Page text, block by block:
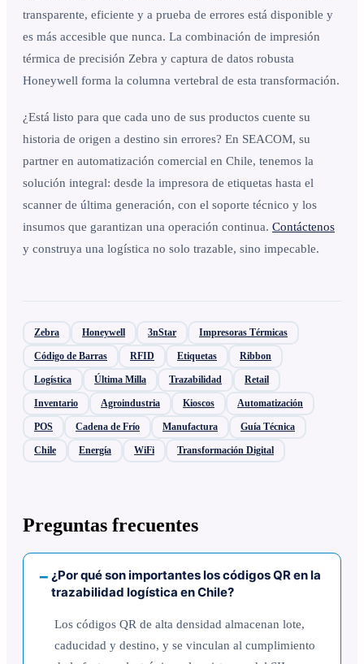
transparente, eficiente y a prueba de errores está disponible y
es más accesible que nunca. La combinación de impresión
térmica de precisión Zebra y captura de datos robusta
Honeywell forma la columna vertebral de esta transformación.
¿Está listo para que cada uno de sus productos cuente su
historia de origen a destino sin errores? En SEACOM, su
partner en automatización comercial en Chile, tenemos la
solución integral: desde la impresora de etiquetas hasta el
scanner de última generación, con el soporte técnico y los
insumos que garantizan una operación continua. Contáctenos
y construya una logística no solo trazable, sino impecable.
Zebra Honeywell 3nStar Impresoras Térmicas
Código de Barras RFID Etiquetas Ribbon
Logística Última Milla Trazabilidad Retail
Inventario Agroindustria Kioscos Automatización
POS Cadena de Frío Manufactura Guía Técnica
Chile Energía WiFi Transformación Digital
Preguntas frecuentes
¿Por qué son importantes los códigos QR en la
trazabilidad logística en Chile?
Los códigos QR de alta densidad almacenan lote,
caducidad y destino, y se vinculan al cumplimiento